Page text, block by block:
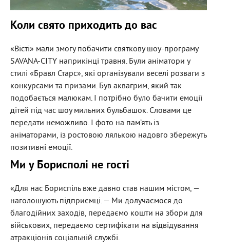
Коли свято приходить до вас
«Вісті» мали змогу побачити святкову шоу-програму
SAVANA-CITY наприкінці травня. Були аніматори у
стилі «Бравл Старс», які організували веселі розваги з
конкурсами та призами. Був аквагрим, який так
подобається малюкам. І потрібно було бачити емоції
дітей під час шоу мильних бульбашок. Словами це
передати неможливо. І фото на пам’ять із
аніматорами, із ростовою лялькою надовго збережуть
позитивні емоції.
Ми у Борисполі не гості
«Для нас Бориспіль вже давно став нашим містом, —
наголошують підприємці. — Ми долучаємося до
благодійних заходів, передаємо кошти на збори для
військових, передаємо сертифікати на відвідування
атракціонів соціальній службі.